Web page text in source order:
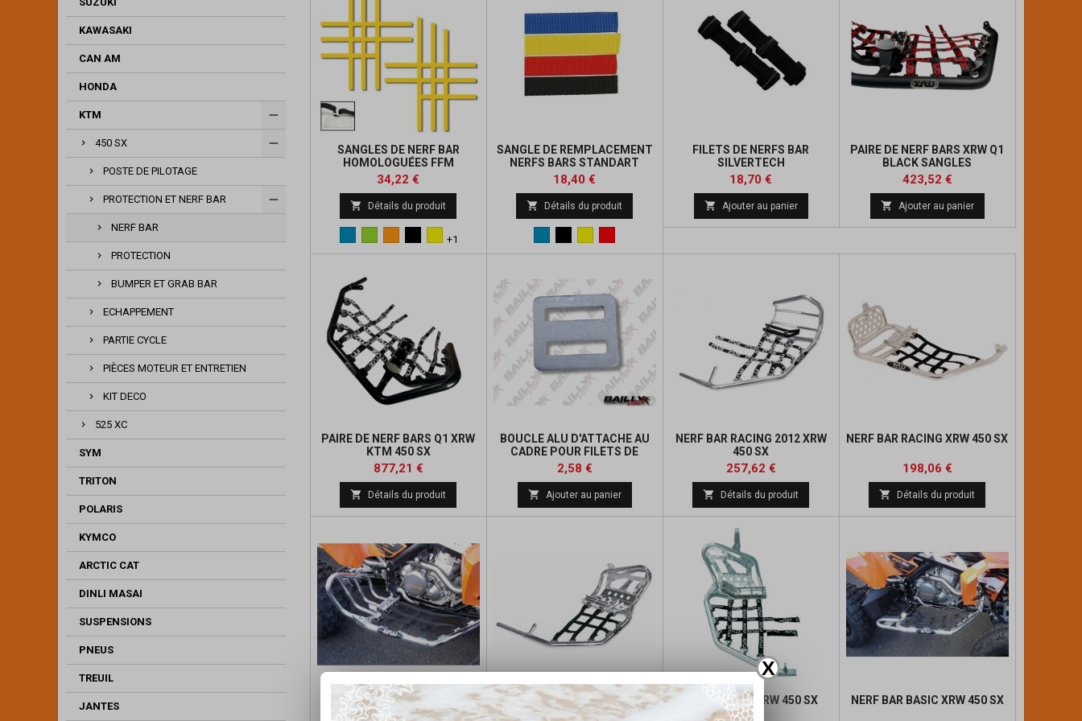
X
KAWASAKI
CAN AM
HONDA
KTM
450 SX
POSTE DE PILOTAGE
PROTECTION ET NERF BAR
NERF BAR
PROTECTION
BUMPER ET GRAB BAR
ECHAPPEMENT
PARTIE CYCLE
PIÈCES MOTEUR ET ENTRETIEN
KIT DECO
525 XC
SYM
TRITON
POLARIS
KYMCO
ARCTIC CAT
DINLI MASAI
SUSPENSIONS
PNEUS
TREUIL
JANTES
SANGLES DE NERF BAR
HOMOLOGUÉES FFM
Prix
34,22 €
base
 Détails du produit
Jaune
+1
SANGLE DE REMPLACEMENT
NERFS BARS STANDART
Prix
18,40 €
base
 Détails du produit
FILETS DE NERFS BAR
SILVERTECH
Prix
18,70 €
 Ajouter au panier
PAIRE DE NERF BARS XRW Q1
BLACK SANGLES
NOIRES/ROUGES :
KTM450/505/525
Prix
423,52 €Prix
de
base
 Ajouter au panier
PAIRE DE NERF BARS Q1 XRW
KTM 450 SX
Prix
877,21 €Prix
de
base
 Détails du produit
BOUCLE ALU D'ATTACHE AU
CADRE POUR FILETS DE
NERFS BARS
Prix
2,58 €
 Ajouter au panier
NERF BAR RACING 2012 XRW
450 SX
Prix
257,62 €Prix
de
base
 Détails du produit
NERF BAR RACING XRW 450 SX
Prix
198,06 €Prix
de
base
 Détails du produit
NERF BAR R1 MAXX XRW 450
NERF BAR R1 XRW 450 SX NERF BAR Q2 XRW 450 SX NERF BAR BASIC XRW 450 SX